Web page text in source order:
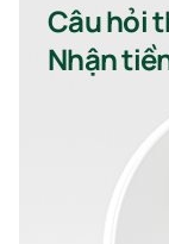
Câu hỏi
Nhận